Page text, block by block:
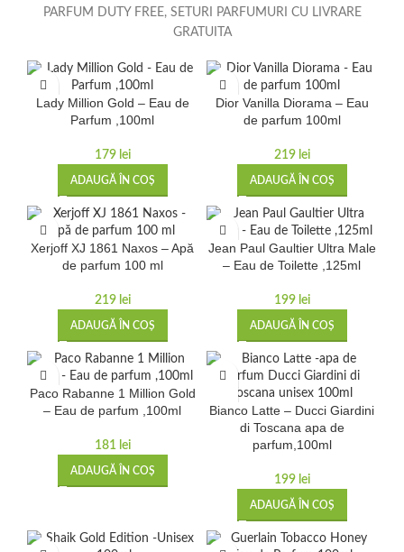
PARFUM DUTY FREE, SETURI PARFUMURI CU LIVRARE
GRATUITA
Lady Million Gold – Eau de
Parfum ,100ml
179 lei
ADAUGĂ ÎN COȘ
Dior Vanilla Diorama – Eau
de parfum 100ml
219 lei
ADAUGĂ ÎN COȘ
Xerjoff XJ 1861 Naxos – Apă
de parfum 100 ml
219 lei
ADAUGĂ ÎN COȘ
Jean Paul Gaultier Ultra Male
– Eau de Toilette ,125ml
199 lei
ADAUGĂ ÎN COȘ
Paco Rabanne 1 Million Gold
– Eau de parfum ,100ml
181 lei
ADAUGĂ ÎN COȘ
Bianco Latte – Ducci Giardini
di Toscana apa de
parfum,100ml
199 lei
ADAUGĂ ÎN COȘ